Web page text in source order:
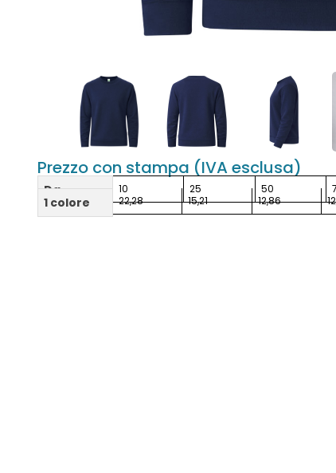
Prezzo con stampa (IVA esclusa)
Da 10 25 50
1 colore 22,28 15,21 12,86